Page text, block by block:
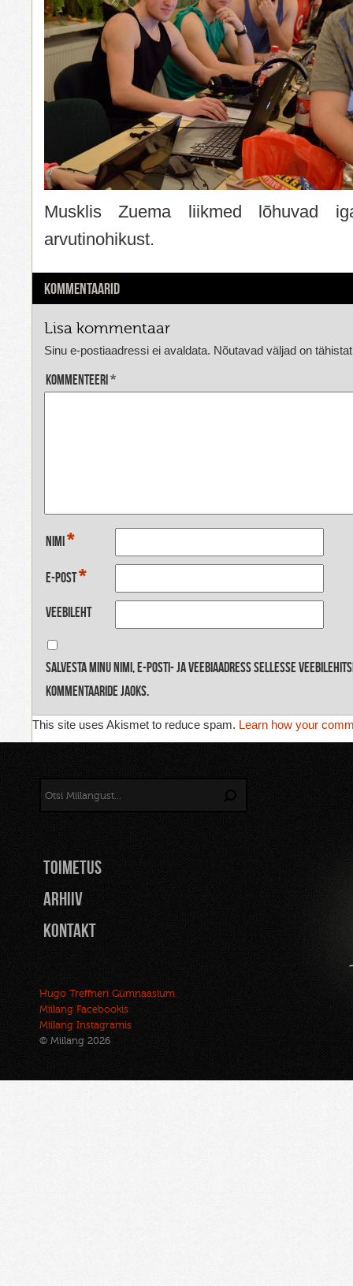
Musklis Zuema liikmed lõhuvad
arvutinohikust.
KOMMENTAARID
Lisa kommentaar
Sinu e-postiaadressi ei avaldata. Nõutavad väljad on
Kommenteeri *
Nimi *
E-post*
Veebileht
Salvesta minu nimi, e-posti- ja veebiaadress sellesse
kommentaaride jaoks.
This site uses Akismet to reduce spam. Learn how your
TOIMETUS
Arhiiv
Kontakt
Hugo Treffneri Gümnaasium
Miilang Facebookis
Miilang Instagramis
© Miilang 2026